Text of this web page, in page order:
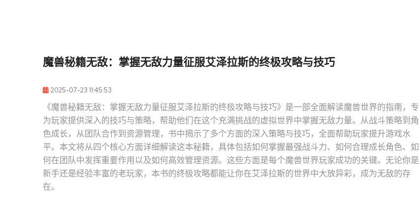
魔兽秘籍无敌：掌握无敌力量征服艾泽拉斯的终极攻略与技巧
2025-07-23 11:45:53
《魔兽秘籍无敌：掌握无敌力量征服艾泽拉斯的终极攻略与技巧》是一部全面解读魔兽世界的指南，专
为玩家提供深入的技巧与策略，帮助他们在这个充满挑战的虚拟世界中掌握无敌力量。从战斗策略到角
色成长，从团队合作到资源管理，书中揭示了多个方面的深入策略与技巧，全面帮助玩家提升游戏水
平。本文将从四个核心方面详细解读这本秘籍，具体包括如何掌握最强战斗力、如何合理成长角色、如
何在团队中发挥重要作用以及如何高效管理资源。这些方面是每个魔兽世界玩家成功的关键。无论你是
新手还是经验丰富的老玩家，本书的终极攻略都能让你在艾泽拉斯的世界中大放异彩，成为无敌的存
在。